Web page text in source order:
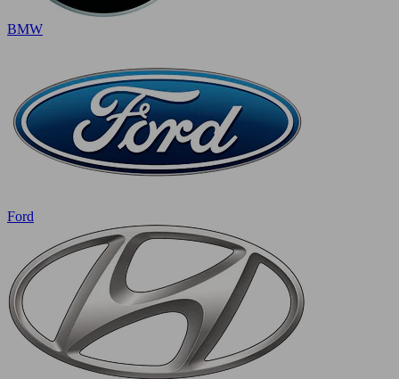
BMW
Ford